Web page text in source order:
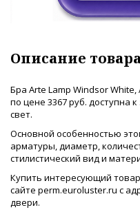
Описание
Бра Arte Lamp Windsor White,
по цене 3367 руб. доступна
свет.
Основной особенностью
арматуры, диаметр,
стилистический вид и
Купить интересующий
сайте perm.euroluster.ru с
двери.